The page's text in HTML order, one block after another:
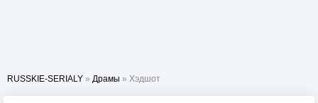
RUSSKIE-SERIALY » Драмы » Хэдшот